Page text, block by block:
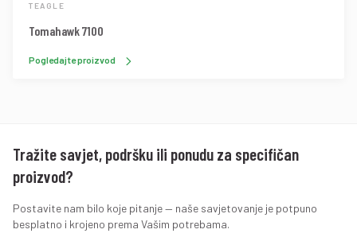
TEAGLE
Tomahawk 7100
Pogledajte proizvod
Tražite savjet, podršku ili ponudu za specifičan
proizvod?
Postavite nam bilo koje pitanje — naše savjetovanje je potpuno
besplatno i krojeno prema Vašim potrebama.